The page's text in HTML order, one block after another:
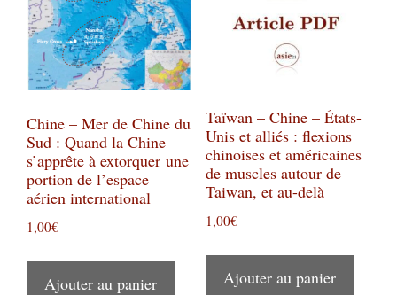
Chine – Mer de Chine du
Sud : Quand la Chine
s’apprête à extorquer une
portion de l’espace
aérien international
1,00€
Ajouter au panier
Taïwan – Chine – États-
Unis et alliés : flexions
chinoises et américaines
de muscles autour de
Taiwan, et au-delà
1,00€
Ajouter au panier